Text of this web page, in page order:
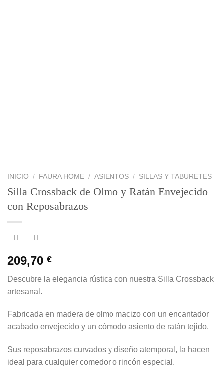
INICIO / FAURA HOME / ASIENTOS / SILLAS Y TABURETES
Silla Crossback de Olmo y Ratán Envejecido
con Reposabrazos
209,70 €
Descubre la elegancia rústica con nuestra Silla Crossback
artesanal.
Fabricada en madera de olmo macizo con un encantador
acabado envejecido y un cómodo asiento de ratán tejido.
Sus reposabrazos curvados y diseño atemporal, la hacen
ideal para cualquier comedor o rincón especial.